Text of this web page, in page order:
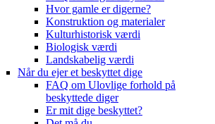
Hvor gamle er digerne?
Konstruktion og materialer
Kulturhistorisk værdi
Biologisk værdi
Landskabelig værdi
Når du ejer et beskyttet dige
FAQ om Ulovlige forhold på
beskyttede diger
Er mit dige beskyttet?